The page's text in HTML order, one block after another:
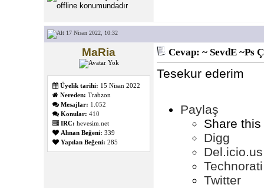
17 Nisan 2022, 10:32
MaRia
Üyelik tarihi: 15 Nisan 2022
Nereden: Trabzon
Mesajlar: 1.052
Konular: 410
IRC: hevesim.net
Alınan Beğeni: 339
Yapılan Beğeni: 285
Cevap: ~ SevdE ~Ps
Tesekur ederim
Paylaş
Share
Digg
Del.icio.us
Technorati
Twitter